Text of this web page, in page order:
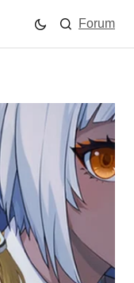
Forum